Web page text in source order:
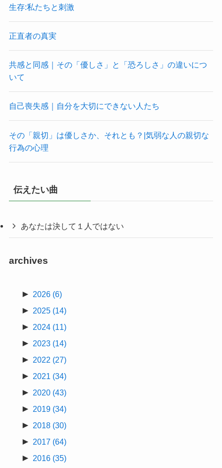
生存:私たちと刺激
正直者の真実
共感と同感｜その「優しさ」と「恐ろしさ」の違いにつ
いて
自己喪失感｜自分を大切にできない人たち
その「親切」は優しさか、それとも？|気弱な人の親切な
行為の心理
伝えたい曲
あなたは決して１人ではない
archives
► 2026 (6)
► 2025 (14)
► 2024 (11)
► 2023 (14)
► 2022 (27)
► 2021 (34)
► 2020 (43)
► 2019 (34)
► 2018 (30)
► 2017 (64)
► 2016 (35)